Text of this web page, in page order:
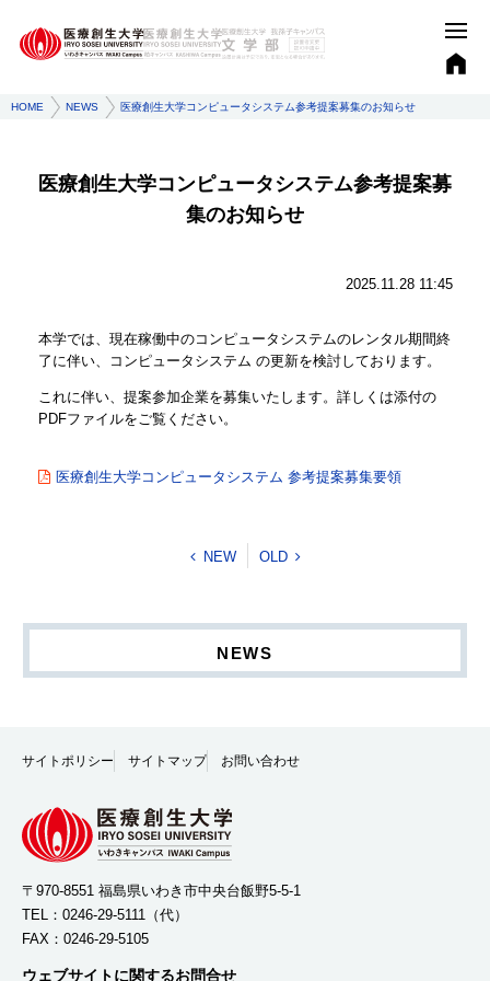
HOME NEWS 医療創生大学コンピュータシステム参考提案募集のお知らせ
医療創生大学コンピュータシステム参考提案募
集のお知らせ
2025.11.28 11:45
本学では、現在稼働中のコンピュータシステムのレンタル期間終
了に伴い、コンピュータシステム の更新を検討しております。
これに伴い、提案参加企業を募集いたします。詳しくは添付の
PDFファイルをご覧ください。
医療創生大学コンピュータシステム 参考提案募集要領
NEW OLD
NEWS
サイトポリシー サイトマップ お問い合わせ
〒970-8551 福島県いわき市中央台飯野5-5-1
TEL： 0246-29-5111 （代）
FAX：0246-29-5105
ウェブサイトに関するお問合せ